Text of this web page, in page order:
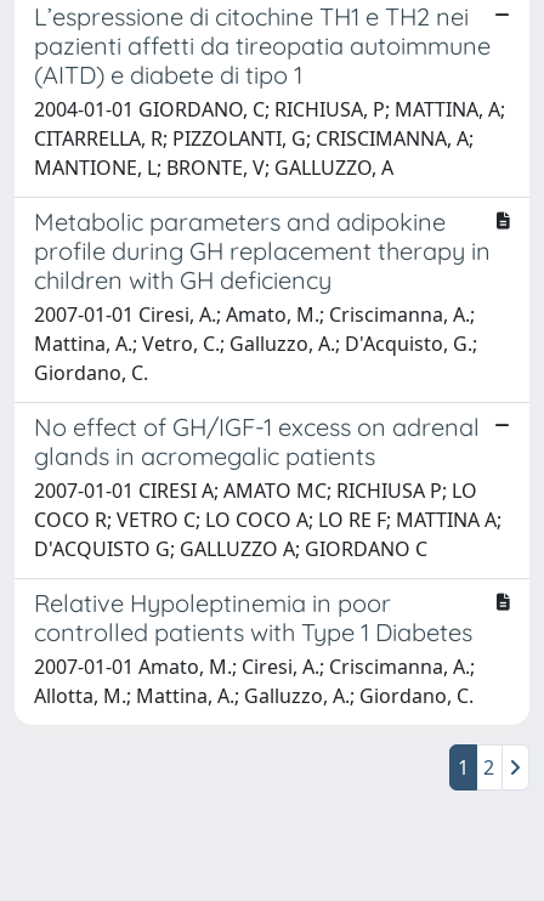
L’espressione di citochine TH1 e TH2 nei
pazienti affetti da tireopatia autoimmune
(AITD) e diabete di tipo 1
2004-01-01 GIORDANO, C; RICHIUSA, P; MATTINA, A;
CITARRELLA, R; PIZZOLANTI, G; CRISCIMANNA, A;
MANTIONE, L; BRONTE, V; GALLUZZO, A
Metabolic parameters and adipokine
profile during GH replacement therapy in
children with GH deficiency
2007-01-01 Ciresi, A.; Amato, M.; Criscimanna, A.;
Mattina, A.; Vetro, C.; Galluzzo, A.; D'Acquisto, G.;
Giordano, C.
No effect of GH/IGF-1 excess on adrenal
glands in acromegalic patients
2007-01-01 CIRESI A; AMATO MC; RICHIUSA P; LO
COCO R; VETRO C; LO COCO A; LO RE F; MATTINA A;
D'ACQUISTO G; GALLUZZO A; GIORDANO C
Relative Hypoleptinemia in poor
controlled patients with Type 1 Diabetes
2007-01-01 Amato, M.; Ciresi, A.; Criscimanna, A.;
Allotta, M.; Mattina, A.; Galluzzo, A.; Giordano, C.
1 2